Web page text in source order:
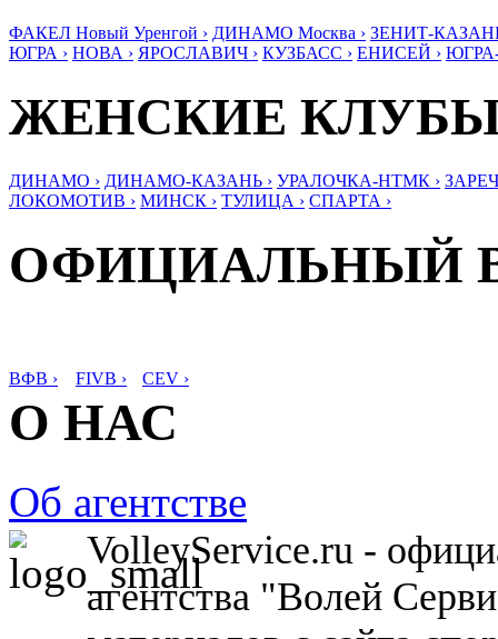
ФАКЕЛ Новый Уренгой › ДИНАМО Москва › ЗЕНИТ-
ЮГРА › НОВА › ЯРОСЛАВИЧ › КУЗБАСС › ЕНИСЕЙ ›
ЖЕНСКИЕ
ДИНАМО › ДИНАМО-КАЗАНЬ › УРАЛОЧКА-НТМК ›
ЛОКОМОТИВ › МИНСК › ТУЛИЦА › СПАРТА ›
ОФИЦИАЛЬНЫЙ
ВФВ › FIVB › CEV ›
О НАС
Об агентстве
VolleyService.ru -
агентства "Волей